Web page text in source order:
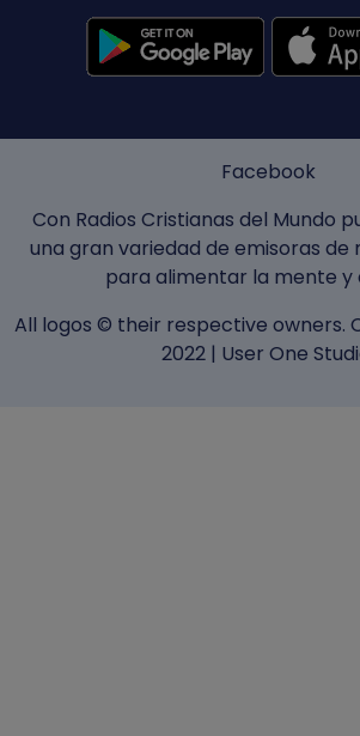
Facebook
Con Radios Cristianas del Mundo
una gran variedad de emisoras de
para alimentar la mente y
All logos © their respective owners.
2022 | User One